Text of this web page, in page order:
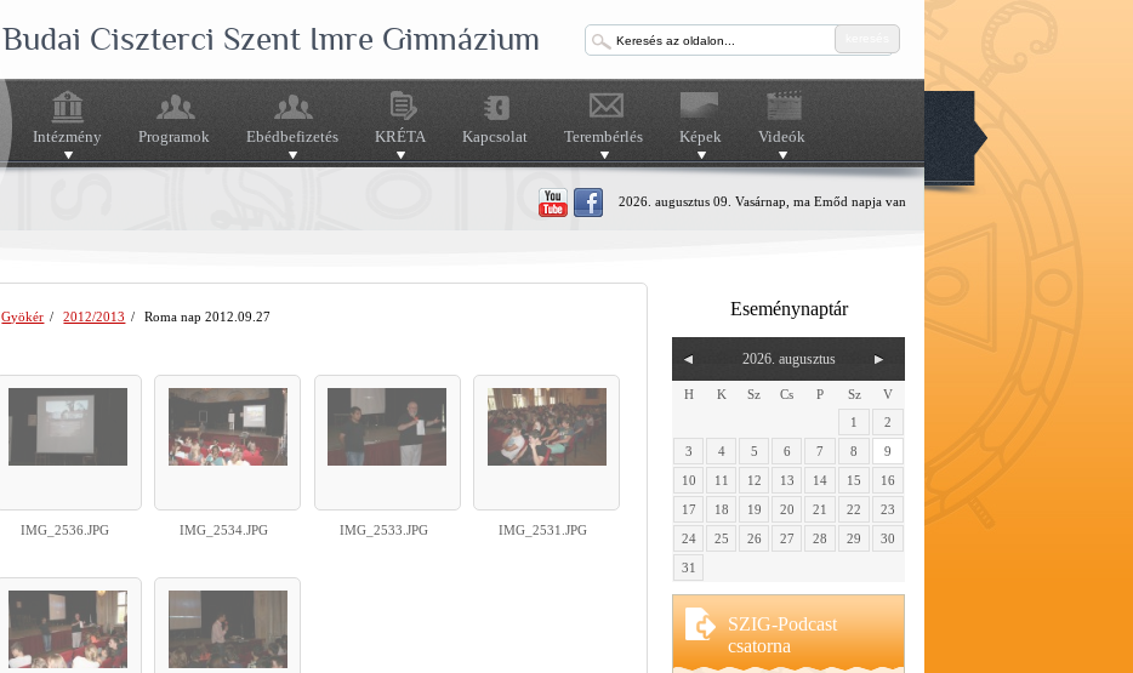
Budai Ciszterci Szent Imre Gimnázium
Intézmény Programok Ebédbefizetés KRÉTA Kapcsolat Terembérlés Képek Videók
2026. augusztus 09. Vasárnap, ma Emőd napja van
Gyökér / 2012/2013 / Roma nap 2012.09.27
IMG_2536.JPG IMG_2534.JPG IMG_2533.JPG IMG_2531.JPG
Eseménynaptár
2026. augusztus
H K Sz Cs P Sz
V
1
2
3
4 5 6 7 8
9
10
11 12 13 14 15
16
17
18 19 20 21 22
23
24
25 26 27 28 29
30
31
SZIG-Podcast
csatorna